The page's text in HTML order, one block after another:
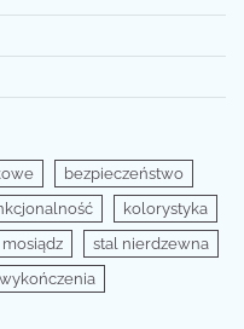
bezpieczeństwo
kolorystyka
mosiądz
stal nierdzewna
wykończenia